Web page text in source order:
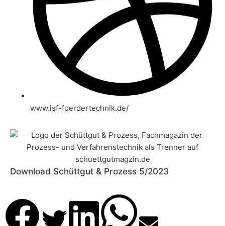
www.isf-foerdertechnik.de/
Download Schüttgut & Prozess 5/2023